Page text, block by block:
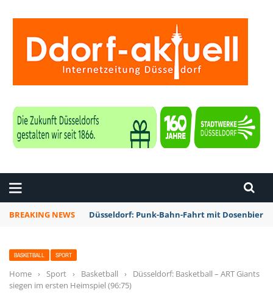
BREAKING NEWS Düsseldorf: Punk-Bahn-Fahrt mit Dosenbier
BASKETBALL SPORT
Home › Sport › Basketball ›
Düsseldorf: Basketball – ART Giants
siegen im ersten Heimspiel (96:75)